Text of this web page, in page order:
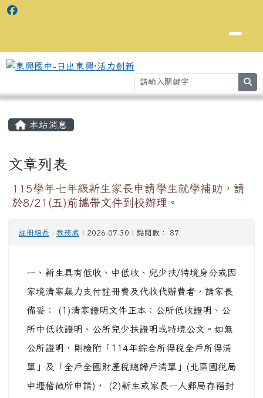
本站消息
文章列表
115學年七年級新生家長申請學生就學補助，請
於8/21(五)前攜帶文件到校辦理。
註冊組長 - 教務處 | 2026-07-30 | 點閱數： 87
一、新生具有低收、中低收、兒少扶/特境身分或因
家境清寒無力支付註冊費及代收代辦費者，請家長
備妥： (1)清寒證明文件正本：公所低收證明、公
所中低收證明、公所兒少扶證明或特境公文。如無
公所證明，則檢附「114年綜合所得稅全戶所得清
單」及「全戶全國財產稅總歸戶清單」(北區國稅局
中壢稽徵所申請)， (2)新生或家長一人郵局存褶封